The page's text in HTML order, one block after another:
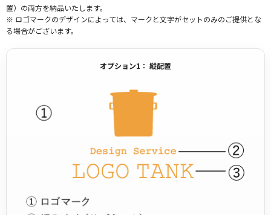
置）の両方を納品いたします。
※ ロゴマークのデザインによっては、マークと文字がセットのみのご提供とな
る場合がございます。
オプション1： 縦配置